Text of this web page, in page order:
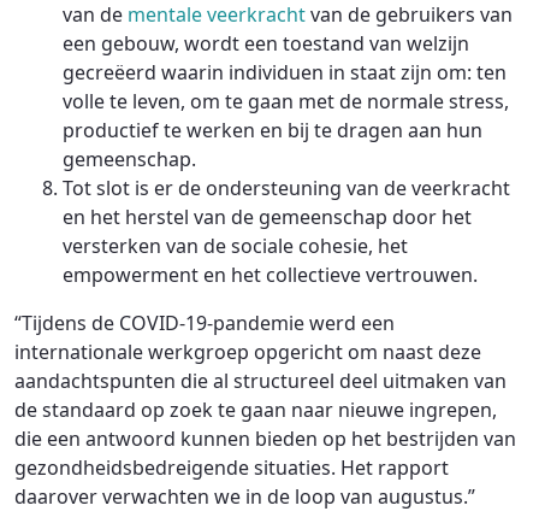
van de mentale veerkrachtvan de gebruikers van
een gebouw, wordt een toestand van welzijn
gecreëerd waarin individuen in staat zijn om: ten
volle te leven, om te gaan met de normale stress,
productief te werken en bij te dragen aan hun
gemeenschap.
Tot slot is er de ondersteuning van de veerkracht
en het herstel van de gemeenschap door het
versterken van de sociale cohesie, het
empowerment en het collectieve vertrouwen.
“Tijdens de COVID-19-pandemie werd een
internationale werkgroep opgericht om naast deze
aandachtspunten die al structureel deel uitmaken van
de standaard op zoek te gaan naar nieuwe ingrepen,
die een antwoord kunnen bieden op het bestrijden van
gezondheidsbedreigende situaties. Het rapport
daarover verwachten we in de loop van augustus.”